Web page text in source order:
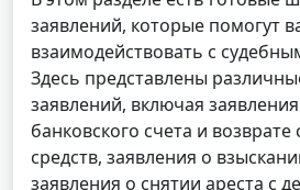
заявлений, которые помогут
взаимодействовать с
Здесь представлены
заявлений, включая
банковского счета и
средств, заявления о
заявления о снятии ареста с